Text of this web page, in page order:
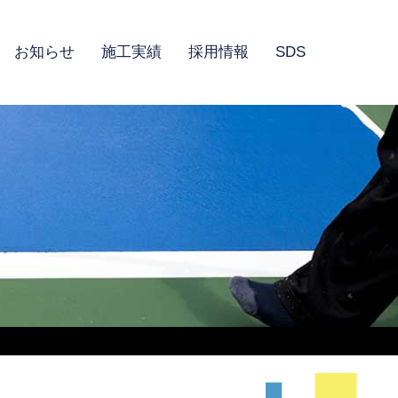
お知らせ 施工実績 採用情報 SDS